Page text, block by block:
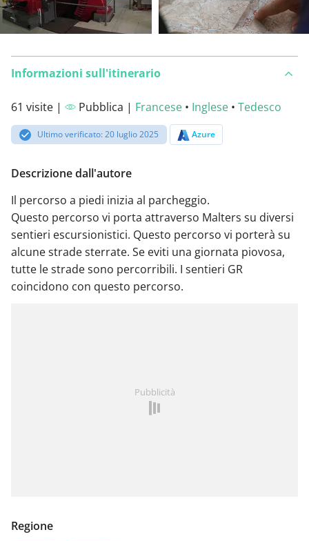
Informazioni sull'itinerario
61 visite | Pubblica | Francese • Inglese • Tedesco
Ultimo verificato: 20 luglio 2025 Azure
Descrizione dall'autore
Il percorso a piedi inizia al parcheggio.
Questo percorso vi porta attraverso Malters su diversi
sentieri escursionistici. Questo percorso vi porterà su
alcune strade sterrate. Se eviti una giornata piovosa,
tutte le strade sono percorribili. I sentieri GR
coincidono con questo percorso.
Pubblicità
Regione